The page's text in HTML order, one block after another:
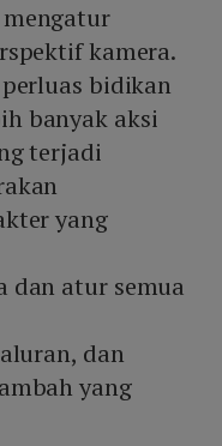
kamera.
bidikan
banyak aksi
terjadi
yang
dan atur semua
dan
yang